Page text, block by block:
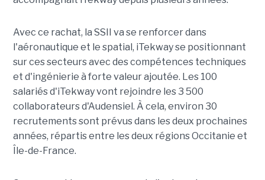
Avec ce rachat, la SSII va se renforcer dans
l'aéronautique et le spatial, iTekway se positionnant
sur ces secteurs avec des compétences techniques
et d'ingénierie à forte valeur ajoutée. Les 100
salariés d'iTekway vont rejoindre les 3 500
collaborateurs d'Audensiel. À cela, environ 30
recrutements sont prévus dans les deux prochaines
années, répartis entre les deux régions Occitanie et
Île-de-France.